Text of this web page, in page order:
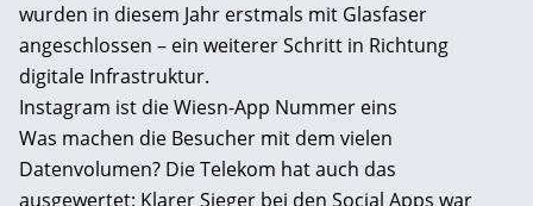
wurden in diesem Jahr erstmals mit Glasfaser
angeschlossen – ein weiterer Schritt in Richtung
digitale Infrastruktur.
Instagram ist die Wiesn-App Nummer eins
Was machen die Besucher mit dem vielen
Datenvolumen? Die Telekom hat auch das
ausgewertet: Klarer Sieger bei den Social Apps war